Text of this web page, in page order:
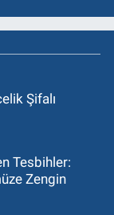
Şifalı
Tesbihler:
Zengin